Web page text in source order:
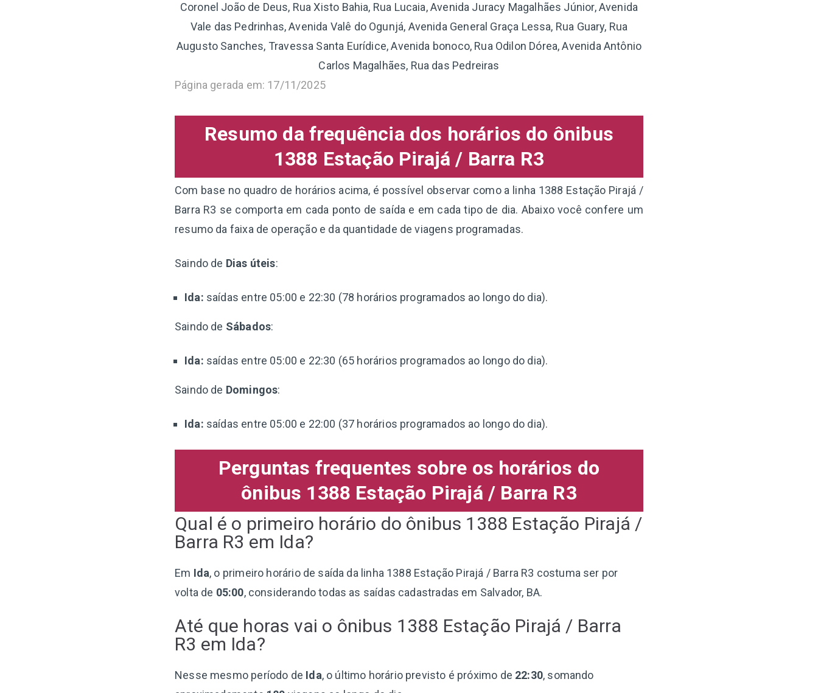
Coronel João de Deus, Rua Xisto Bahia, Rua Lucaia, Avenida Juracy Magalhães Júnior, Avenida
Vale das Pedrinhas, Avenida Valê do Ogunjá, Avenida General Graça Lessa, Rua Guary, Rua
Augusto Sanches, Travessa Santa Eurídice, Avenida bonoco, Rua Odilon Dórea, Avenida Antônio
Carlos Magalhães, Rua das Pedreiras
Página gerada em: 17/11/2025
Resumo da frequência dos horários do ônibus
1388 Estação Pirajá / Barra R3
Com base no quadro de horários acima, é possível observar como a linha 1388 Estação Pirajá /
Barra R3 se comporta em cada ponto de saída e em cada tipo de dia. Abaixo você confere um
resumo da faixa de operação e da quantidade de viagens programadas.
Saindo de Dias úteis:
Ida: saídas entre 05:00 e 22:30 (78 horários programados ao longo do dia).
Saindo de Sábados:
Ida: saídas entre 05:00 e 22:30 (65 horários programados ao longo do dia).
Saindo de Domingos:
Ida: saídas entre 05:00 e 22:00 (37 horários programados ao longo do dia).
Perguntas frequentes sobre os horários do
ônibus 1388 Estação Pirajá / Barra R3
Qual é o primeiro horário do ônibus 1388 Estação Pirajá /
Barra R3 em Ida?
Em Ida, o primeiro horário de saída da linha 1388 Estação Pirajá / Barra R3 costuma ser por
volta de 05:00, considerando todas as saídas cadastradas em Salvador, BA.
Até que horas vai o ônibus 1388 Estação Pirajá / Barra
R3 em Ida?
Nesse mesmo período de Ida, o último horário previsto é próximo de 22:30, somando